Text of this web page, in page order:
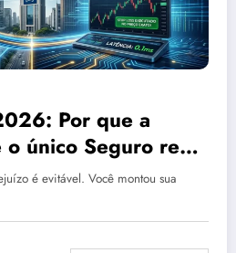
Por que a
o único Seguro real
é evitável. Você montou sua